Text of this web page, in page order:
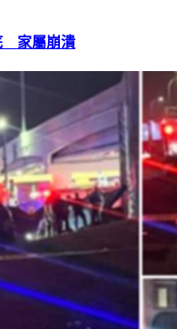
家屬崩潰